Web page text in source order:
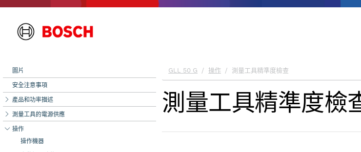
圖片
安全注意事項
產品和功率描述
測量工具的電源供應
操作
操作機器